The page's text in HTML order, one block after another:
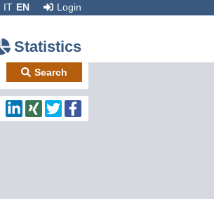
IT EN Login
Statistics
Search